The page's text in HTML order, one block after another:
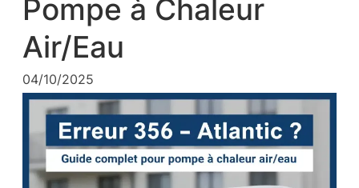
Pompe à Chaleur
Air/Eau
04/10/2025